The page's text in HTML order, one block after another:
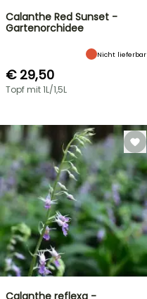
Calanthe Red Sunset -
Gartenorchidee
Nicht lieferbar
€ 29,50
Topf mit 1L/1,5L
Calanthe reflexa -